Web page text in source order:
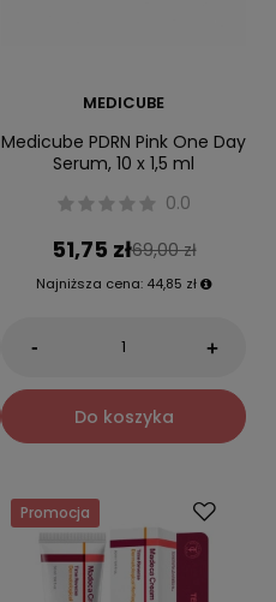
MEDICUBE
Medicube PDRN Pink One Day
Serum, 10 x 1,5 ml
0.0
51,75 zł69,00 zł
Najniższa cena: 44,85 zł
- +
Do koszyka
Promocja